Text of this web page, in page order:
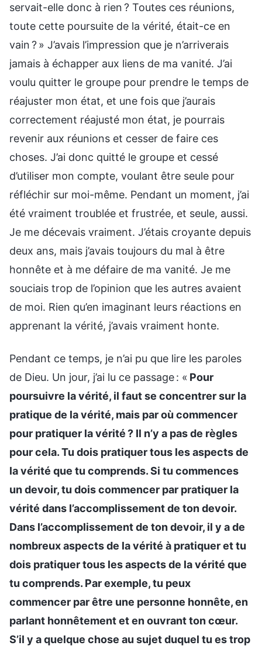
servait-elle donc à rien ? Toutes ces réunions,
toute cette poursuite de la vérité, était-ce en
vain ? » J’avais l’impression que je n’arriverais
jamais à échapper aux liens de ma vanité. J’ai
voulu quitter le groupe pour prendre le temps de
réajuster mon état, et une fois que j’aurais
correctement réajusté mon état, je pourrais
revenir aux réunions et cesser de faire ces
choses. J’ai donc quitté le groupe et cessé
d’utiliser mon compte, voulant être seule pour
réfléchir sur moi-même. Pendant un moment, j’ai
été vraiment troublée et frustrée, et seule, aussi.
Je me décevais vraiment. J’étais croyante depuis
deux ans, mais j’avais toujours du mal à être
honnête et à me défaire de ma vanité. Je me
souciais trop de l’opinion que les autres avaient
de moi. Rien qu’en imaginant leurs réactions en
apprenant la vérité, j’avais vraiment honte.
Pendant ce temps, je n’ai pu que lire les paroles
de Dieu. Un jour, j’ai lu ce passage : « Pour
poursuivre la vérité, il faut se concentrer sur la
pratique de la vérité, mais par où commencer
pour pratiquer la vérité ? Il n’y a pas de règles
pour cela. Tu dois pratiquer tous les aspects de
la vérité que tu comprends. Si tu commences
un devoir, tu dois commencer par pratiquer la
vérité dans l’accomplissement de ton devoir.
Dans l’accomplissement de ton devoir, il y a de
nombreux aspects de la vérité à pratiquer et tu
dois pratiquer tous les aspects de la vérité que
tu comprends. Par exemple, tu peux
commencer par être une personne honnête, en
parlant honnêtement et en ouvrant ton cœur.
S’il y a quelque chose au sujet duquel tu es trop